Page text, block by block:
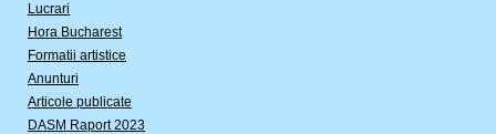
Lucrari
Hora Bucharest
Formatii artistice
Anunturi
Articole publicate
DASM Raport 2023